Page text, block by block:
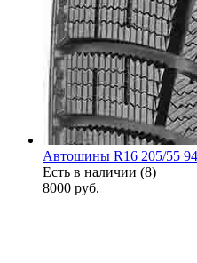
Автошины R16 205/55
Есть в наличии (8)
8000 руб.